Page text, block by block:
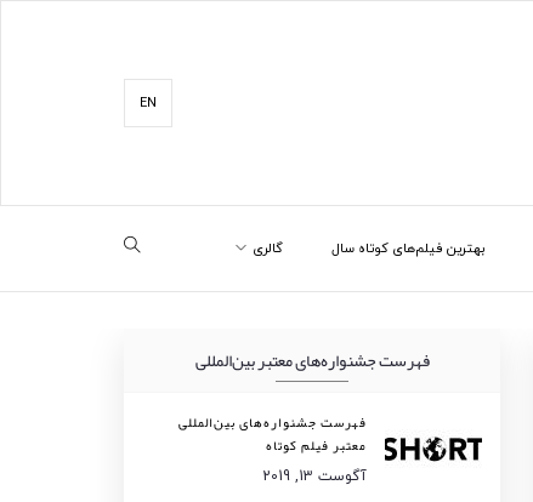
EN
بهترین فیلم‌های کوتاه سال گالری
فهرست جشنواره‌های معتبر بین‌المللی
فهرست جشنواره‌های بین‌المللی
معتبر فیلم کوتاه
آگوست 13, 2019